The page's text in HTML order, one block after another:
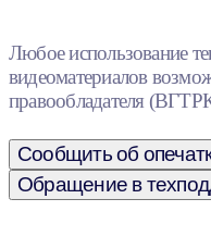
Любое использование
видеоматериалов
правообладателя
Сообщить об
Обращение в